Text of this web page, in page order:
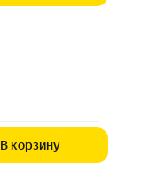
В корзину